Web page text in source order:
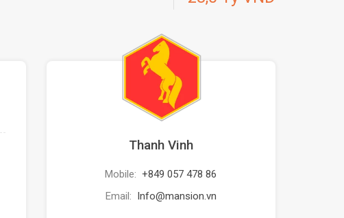
Thanh Vinh
Mobile: +849 057 478 86
Email: Info@mansion.vn